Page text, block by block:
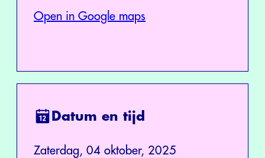
Open in Google maps
Datum en tijd
Zaterdag, 04 oktober, 2025